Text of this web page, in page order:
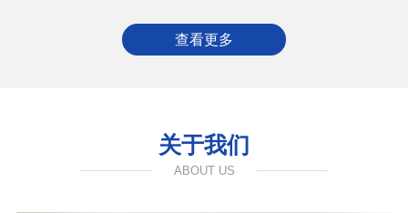
查看更多
关于我们
ABOUT US